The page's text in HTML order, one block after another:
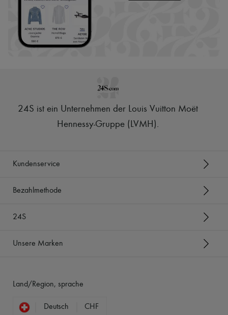
24S ist ein Unternehmen der Louis Vuitton Moët
Hennessy-Gruppe (LVMH).
Kundenservice
Bezahlmethode
24S
Unsere Marken
Land/Region, sprache
Deutsch CHF